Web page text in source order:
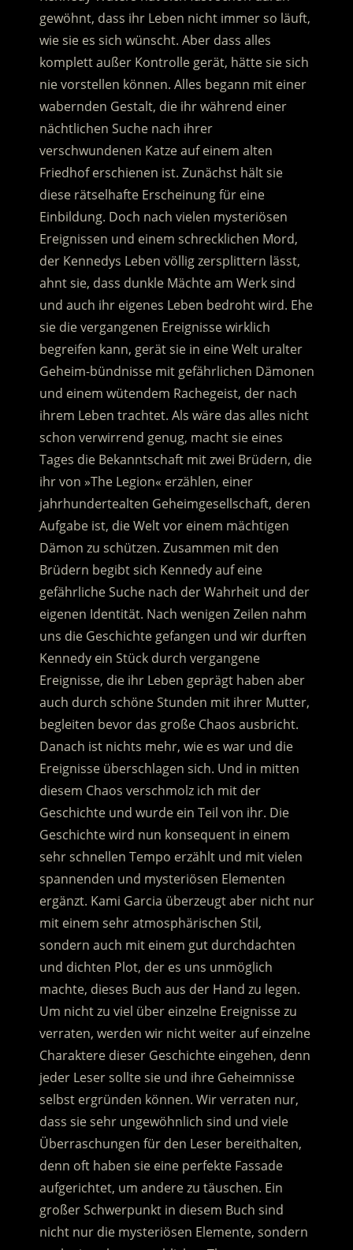
gewöhnt, dass ihr Leben nicht immer so läuft,
wie sie es sich wünscht. Aber dass alles
komplett außer Kontrolle gerät, hätte sie sich
nie vorstellen können. Alles begann mit einer
wabernden Gestalt, die ihr während einer
nächtlichen Suche nach ihrer
verschwundenen Katze auf einem alten
Friedhof erschienen ist. Zunächst hält sie
diese rätselhafte Erscheinung für eine
Einbildung. Doch nach vielen mysteriösen
Ereignissen und einem schrecklichen Mord,
der Kennedys Leben völlig zersplittern lässt,
ahnt sie, dass dunkle Mächte am Werk sind
und auch ihr eigenes Leben bedroht wird. Ehe
sie die vergangenen Ereignisse wirklich
begreifen kann, gerät sie in eine Welt uralter
Geheim-bündnisse mit gefährlichen Dämonen
und einem wütendem Rachegeist, der nach
ihrem Leben trachtet. Als wäre das alles nicht
schon verwirrend genug, macht sie eines
Tages die Bekanntschaft mit zwei Brüdern, die
ihr von »The Legion« erzählen, einer
jahrhundertealten Geheimgesellschaft, deren
Aufgabe ist, die Welt vor einem mächtigen
Dämon zu schützen. Zusammen mit den
Brüdern begibt sich Kennedy auf eine
gefährliche Suche nach der Wahrheit und der
eigenen Identität. Nach wenigen Zeilen nahm
uns die Geschichte gefangen und wir durften
Kennedy ein Stück durch vergangene
Ereignisse, die ihr Leben geprägt haben aber
auch durch schöne Stunden mit ihrer Mutter,
begleiten bevor das große Chaos ausbricht.
Danach ist nichts mehr, wie es war und die
Ereignisse überschlagen sich. Und in mitten
diesem Chaos verschmolz ich mit der
Geschichte und wurde ein Teil von ihr. Die
Geschichte wird nun konsequent in einem
sehr schnellen Tempo erzählt und mit vielen
spannenden und mysteriösen Elementen
ergänzt. Kami Garcia überzeugt aber nicht nur
mit einem sehr atmosphärischen Stil,
sondern auch mit einem gut durchdachten
und dichten Plot, der es uns unmöglich
machte, dieses Buch aus der Hand zu legen.
Um nicht zu viel über einzelne Ereignisse zu
verraten, werden wir nicht weiter auf einzelne
Charaktere dieser Geschichte eingehen, denn
jeder Leser sollte sie und ihre Geheimnisse
selbst ergründen können. Wir verraten nur,
dass sie sehr ungewöhnlich sind und viele
Überraschungen für den Leser bereithalten,
denn oft haben sie eine perfekte Fassade
aufgerichtet, um andere zu täuschen. Ein
großer Schwerpunkt in diesem Buch sind
nicht nur die mysteriösen Elemente, sondern